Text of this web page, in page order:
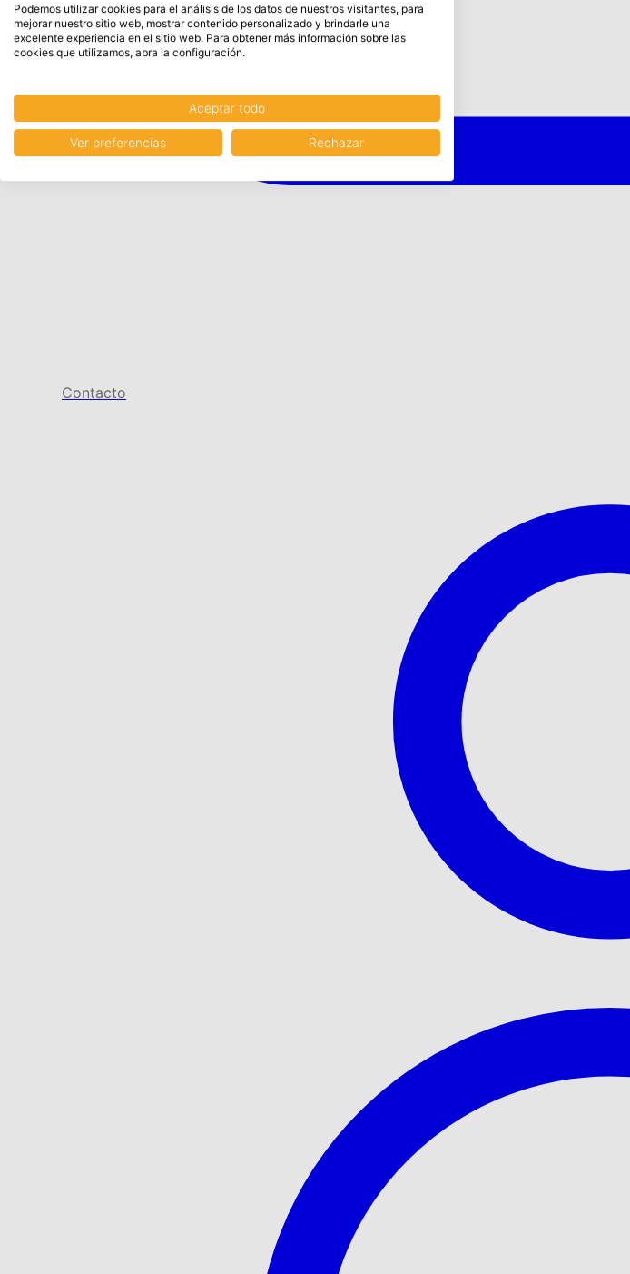
Contacto
Podemos utilizar cookies para el análisis de los datos de nuestros visitantes, para
mejorar nuestro sitio web, mostrar contenido personalizado y brindarle una
excelente experiencia en el sitio web. Para obtener más información sobre las
cookies que utilizamos, abra la configuración.
Aceptar todo
Ver preferencias Rechazar